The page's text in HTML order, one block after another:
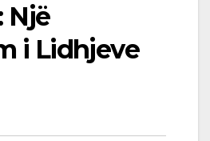
Një
i Lidhjeve